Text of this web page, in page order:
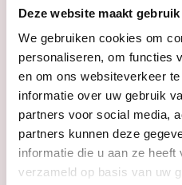
Deze website maakt
We gebruiken cookies om
personaliseren, om functies
en om ons websiteverkeer
informatie over uw gebruik
partners voor social media,
partners kunnen deze
informatie die u aan ze
verzameld op basis van uw
Innovatieve
Klantgerichte
Offerte